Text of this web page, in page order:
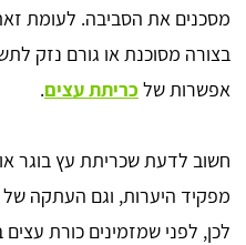
מסכנים את הסביבה. לעומת
בצורה מסוכנת או גורם נזק
אפשרות של כריתת עצים.
חשוב לדעת שכריתת עץ בוגר או
מפקיד היערות, וגם העתקה
לכן, לפני שמזמינים כורת